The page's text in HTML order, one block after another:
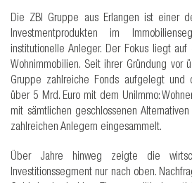
Die ZBI Gruppe aus Erlangen ist einer
Investmentprodukten im
institutionelle Anleger. Der Fokus liegt
Wohnimmobilien. Seit ihrer Gründung vor
Gruppe zahlreiche Fonds aufgelegt und
über 5 Mrd. Euro mit dem UniImmo:
mit sämtlichen geschlossenen Alternativen
zahlreichen Anlegern eingesammelt.
Über Jahre hinweg zeigte die
Investitionssegment nur nach oben.